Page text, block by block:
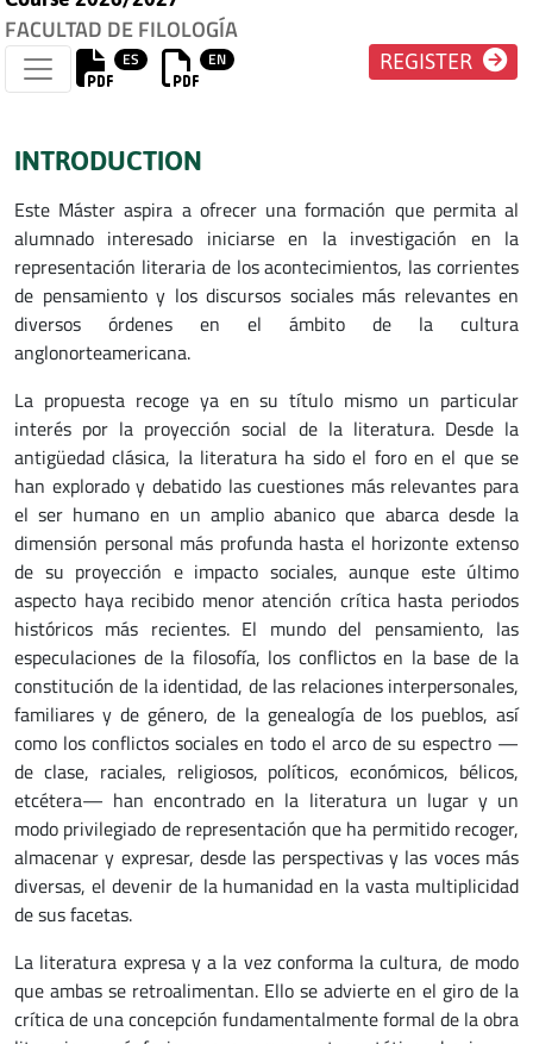
FACULTAD DE FILOLOGÍA
ES EN REGISTER
INTRODUCTION
Este Máster aspira a ofrecer una formación que permita al
alumnado interesado iniciarse en la investigación en la
representación literaria de los acontecimientos, las corrientes
de pensamiento y los discursos sociales más relevantes en
diversos órdenes en el ámbito de la cultura
anglonorteamericana.
La propuesta recoge ya en su título mismo un particular
interés por la proyección social de la literatura. Desde la
antigüedad clásica, la literatura ha sido el foro en el que se
han explorado y debatido las cuestiones más relevantes para
el ser humano en un amplio abanico que abarca desde la
dimensión personal más profunda hasta el horizonte extenso
de su proyección e impacto sociales, aunque este último
aspecto haya recibido menor atención crítica hasta periodos
históricos más recientes. El mundo del pensamiento, las
especulaciones de la filosofía, los conflictos en la base de la
constitución de la identidad, de las relaciones interpersonales,
familiares y de género, de la genealogía de los pueblos, así
como los conflictos sociales en todo el arco de su espectro —
de clase, raciales, religiosos, políticos, económicos, bélicos,
etcétera— han encontrado en la literatura un lugar y un
modo privilegiado de representación que ha permitido recoger,
almacenar y expresar, desde las perspectivas y las voces más
diversas, el devenir de la humanidad en la vasta multiplicidad
de sus facetas.
La literatura expresa y a la vez conforma la cultura, de modo
que ambas se retroalimentan. Ello se advierte en el giro de la
crítica de una concepción fundamentalmente formal de la obra